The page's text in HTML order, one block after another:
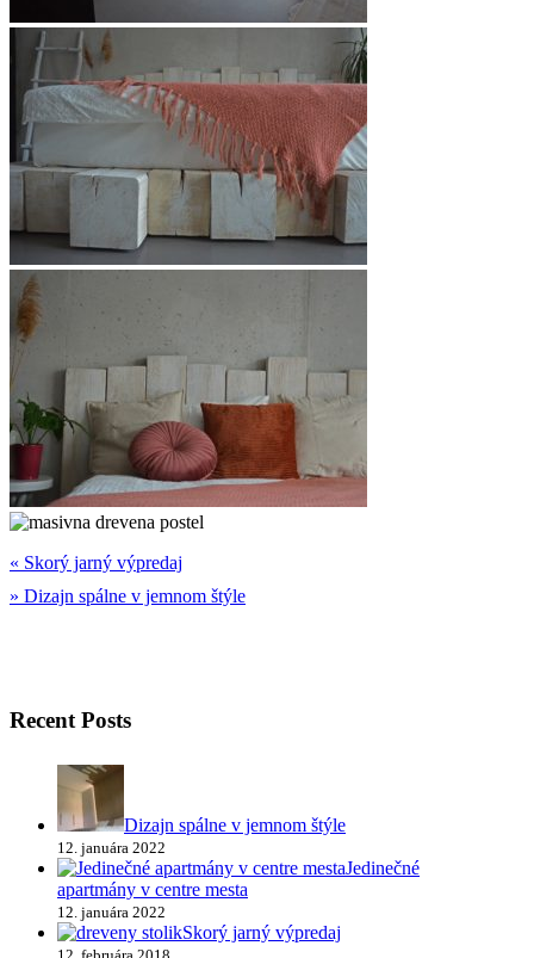
« Skorý jarný výpredaj
» Dizajn spálne v jemnom štýle
Recent Posts
Dizajn spálne v jemnom štýle
12. januára 2022
Jedinečné
apartmány v centre mesta
12. januára 2022
Skorý jarný výpredaj